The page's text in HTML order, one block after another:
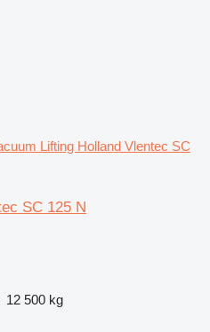
Lifting Holland Vlentec SC
SC 125 N
12 500 kg